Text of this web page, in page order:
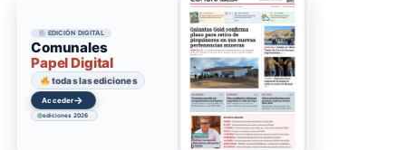
EDICIÓN DIGITAL
Comunales
Papel Digital
todas las ediciones
Acceder→
ediciones 2026